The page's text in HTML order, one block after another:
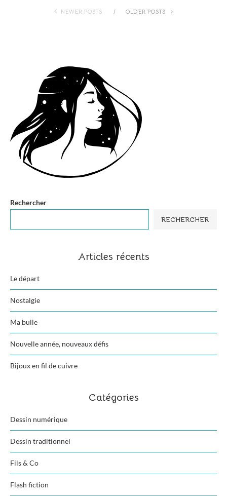
NEWER POSTS OLDER POSTS
Rechercher
RECHERCHER
Articles récents
Le départ
Nostalgie
Ma bulle
Nouvelle année, nouveaux défis
Bijoux en fil de cuivre
Catégories
Dessin numérique
Dessin traditionnel
Fils & Co
Flash fiction